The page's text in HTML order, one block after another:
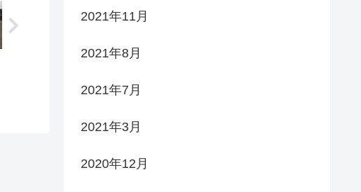
2021年11月
2021年8月
2021年7月
2021年3月
2020年12月